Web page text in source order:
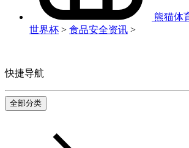
熊猫体
世界杯 > 食品安全资讯 >
快捷导航
全部分类